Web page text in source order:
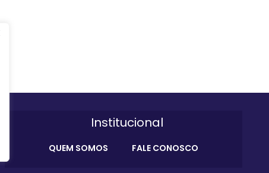
Institucional
QUEM SOMOS FALE CONOSCO